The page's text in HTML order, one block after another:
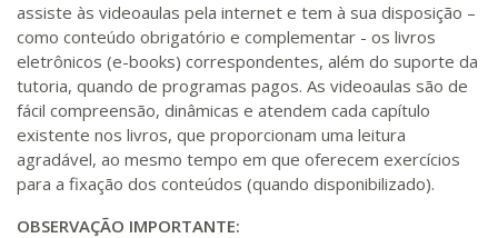
assiste às videoaulas pela internet e tem à sua disposição –
como conteúdo obrigatório e complementar - os livros
eletrônicos (e-books) correspondentes, além do suporte da
tutoria, quando de programas pagos. As videoaulas são de
fácil compreensão, dinâmicas e atendem cada capítulo
existente nos livros, que proporcionam uma leitura
agradável, ao mesmo tempo em que oferecem exercícios
para a fixação dos conteúdos (quando disponibilizado).
OBSERVAÇÃO IMPORTANTE: